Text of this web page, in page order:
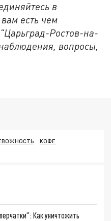
в
есть чем
Ростов-на-
вопросы,
КОФЕ
Как уничтожить